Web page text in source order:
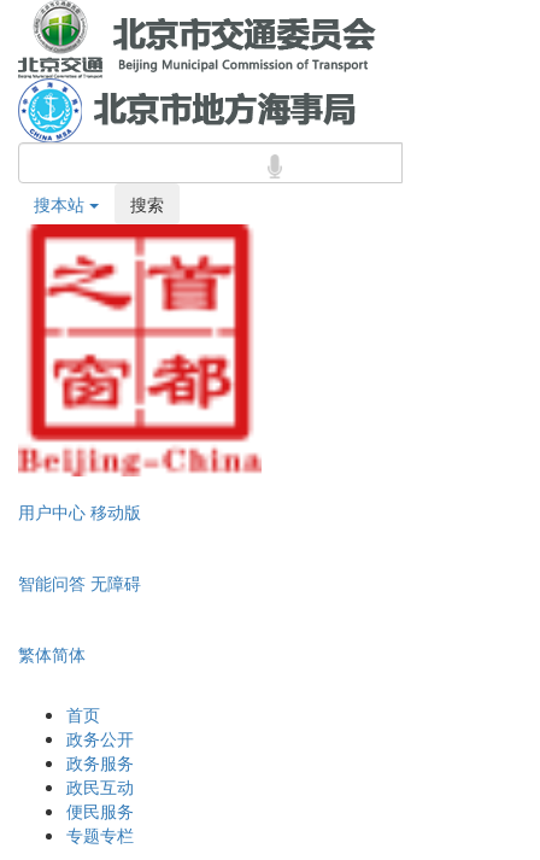
搜本站 搜索
用户中心 移动版
智能问答 无障碍
繁体简体
首页
政务公开
政务服务
政民互动
便民服务
专题专栏